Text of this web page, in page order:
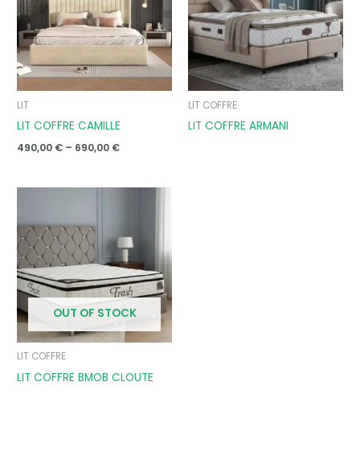
LIT
LIT COFFRE CAMILLE
490,00 € – 690,00 €
LIT COFFRE
LIT COFFRE ARMANI
OUT OF STOCK
LIT COFFRE
LIT COFFRE BMOB CLOUTE